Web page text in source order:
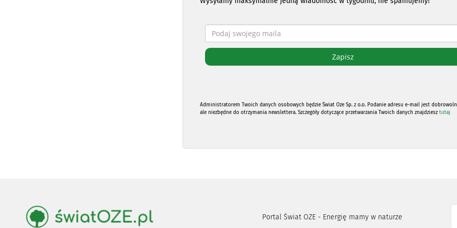
Administratorem Twoich danych osobowych będzie Świat Oze Sp. z o.o. Podanie adresu e-mail jest
ale niezbędne do otrzymania newslettera. Szczegóły dotyczące przetwarzania Twoich danych znajdziesztutaj
Portal Świat OZE - Energię mamy w naturze